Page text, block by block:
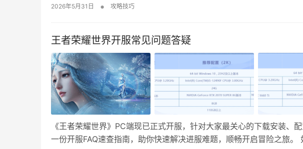
2026年5月31日 • 攻略技巧
王者荣耀世界开服常见问题答疑
《王者荣耀世界》PC端现已正式开服，针对大家最关心的下载安装、
一份开服FAQ速查指南，助你快速解决进服难题，顺畅开启冒险之旅